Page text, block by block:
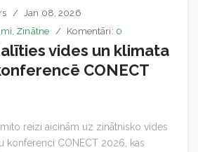
Jan 08, 2026
Zinātne Komentāri: 0
vides un klimata
CONECT
reizi aicinām uz zinātnisko vides
konferenci CONECT 2026, kas